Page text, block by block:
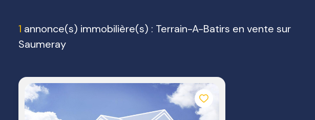
1 annonce(s) immobilière(s) : Terrain-A-Batirs en vente sur
Saumeray